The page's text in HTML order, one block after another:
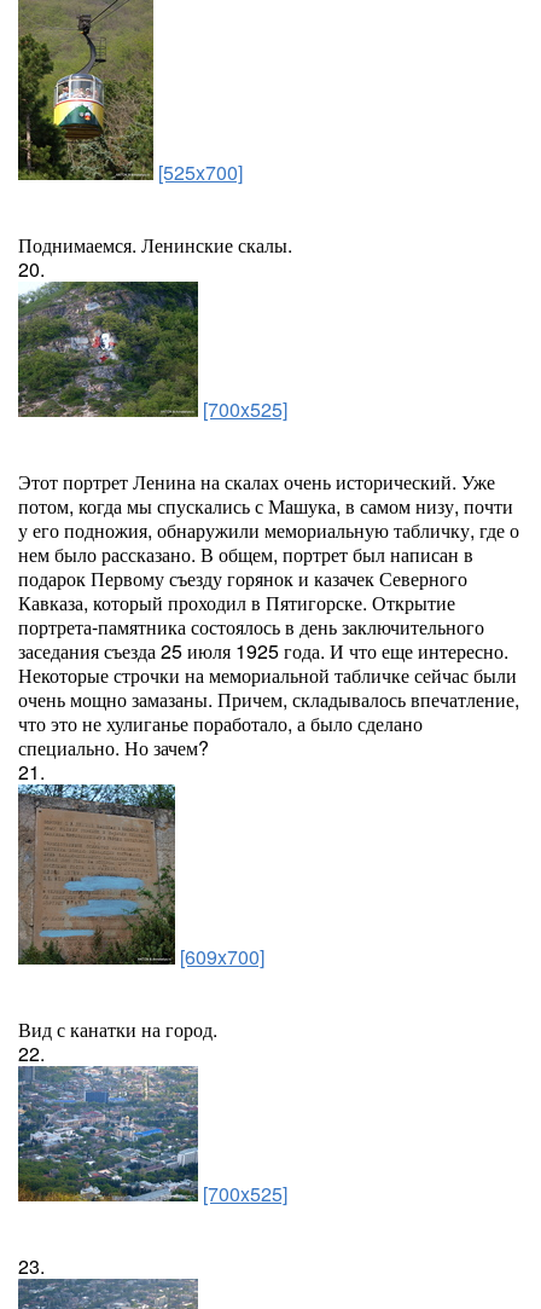
[525x700]
Поднимаемся. Ленинские скалы.
20.
[700x525]
Этот портрет Ленина на скалах очень исторический. Уже
потом, когда мы спускались с Машука, в самом низу, почти
у его подножия, обнаружили мемориальную табличку, где о
нем было рассказано. В общем, портрет был написан в
подарок Первому съезду горянок и казачек Северного
Кавказа, который проходил в Пятигорске. Открытие
портрета-памятника состоялось в день заключительного
заседания съезда 25 июля 1925 года. И что еще интересно.
Некоторые строчки на мемориальной табличке сейчас были
очень мощно замазаны. Причем, складывалось впечатление,
что это не хулиганье поработало, а было сделано
специально. Но зачем?
21.
[609x700]
Вид с канатки на город.
22.
[700x525]
23.